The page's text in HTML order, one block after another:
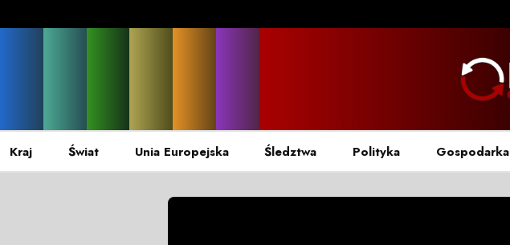
Kraj Świat Unia Europejska Śledztwa Polityka Gospodarka